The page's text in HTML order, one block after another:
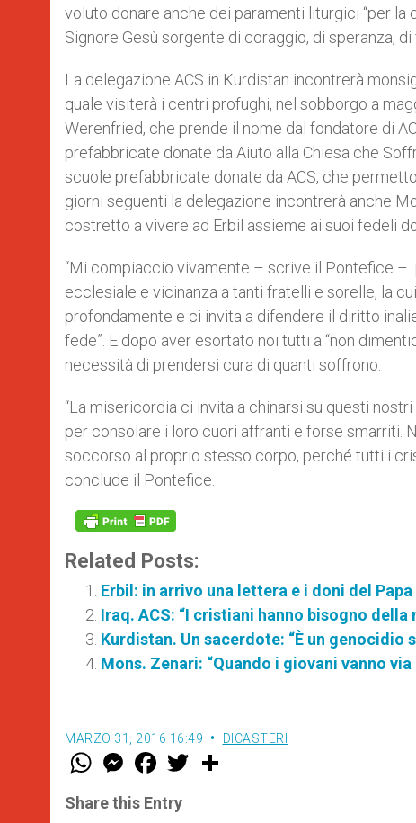
voluto donare anche dei paramenti liturgici “per
Signore Gesù sorgente di coraggio, di speranza, di
La delegazione ACS in Kurdistan incontrerà
quale visiterà i centri profughi, nel sobborgo a
Werenfried, che prende il nome dal fondatore di
prefabbricate donate da Aiuto alla Chiesa che
scuole prefabbricate donate da ACS, che
giorni seguenti la delegazione incontrerà anche
costretto a vivere ad Erbil assieme ai suoi fedeli
“Mi compiaccio vivamente – scrive il Pontefice
ecclesiale e vicinanza a tanti fratelli e sorelle, la
profondamente e ci invita a difendere il diritto
fede”. E dopo aver esortato noi tutti a “non
necessità di prendersi cura di quanti soffrono.
“La misericordia ci invita a chinarsi su questi
per consolare i loro cuori affranti e forse smarriti.
soccorso al proprio stesso corpo, perché tutti i
conclude il Pontefice.
Related Posts:
Erbil: in arrivo una lettera e i doni del Papa
Iraq. ACS: “I cristiani hanno bisogno della
Kurdistan. Un sacerdote: “È un
Mons. Zenari: “Quando i giovani vanno
MARZO 31, 2016 16:49 DICASTERI
W
t
s
M
e
s
e
F
a
e
b
w
Share this Entry